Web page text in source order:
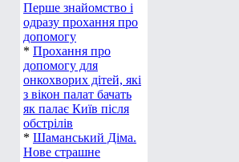
*Даня Луньов.
Перше знайомство і
одразу прохання про
допомогу
*Прохання про
допомогу для
онкохворих дітей, які
з вікон палат бачать
як палає Київ після
обстрілів
*Шаманський Діма.